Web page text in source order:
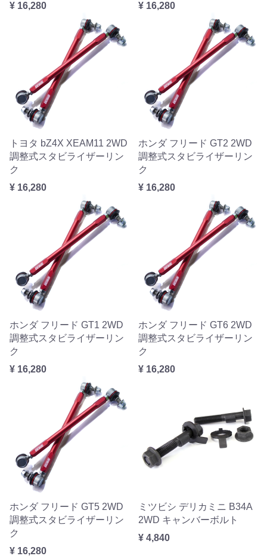
¥ 16,280
¥ 16,280
トヨタ bZ4X XEAM11 2WD
調整式スタビライザーリン
ク
¥ 16,280
ホンダ フリード GT2 2WD
調整式スタビライザーリン
ク
¥ 16,280
ホンダ フリード GT1 2WD
調整式スタビライザーリン
ク
¥ 16,280
ホンダ フリード GT6 2WD
調整式スタビライザーリン
ク
¥ 16,280
ホンダ フリード GT5 2WD
調整式スタビライザーリン
ク
¥ 16,280
ミツビシ デリカミニ B34A
2WD キャンバーボルト
¥ 4,840